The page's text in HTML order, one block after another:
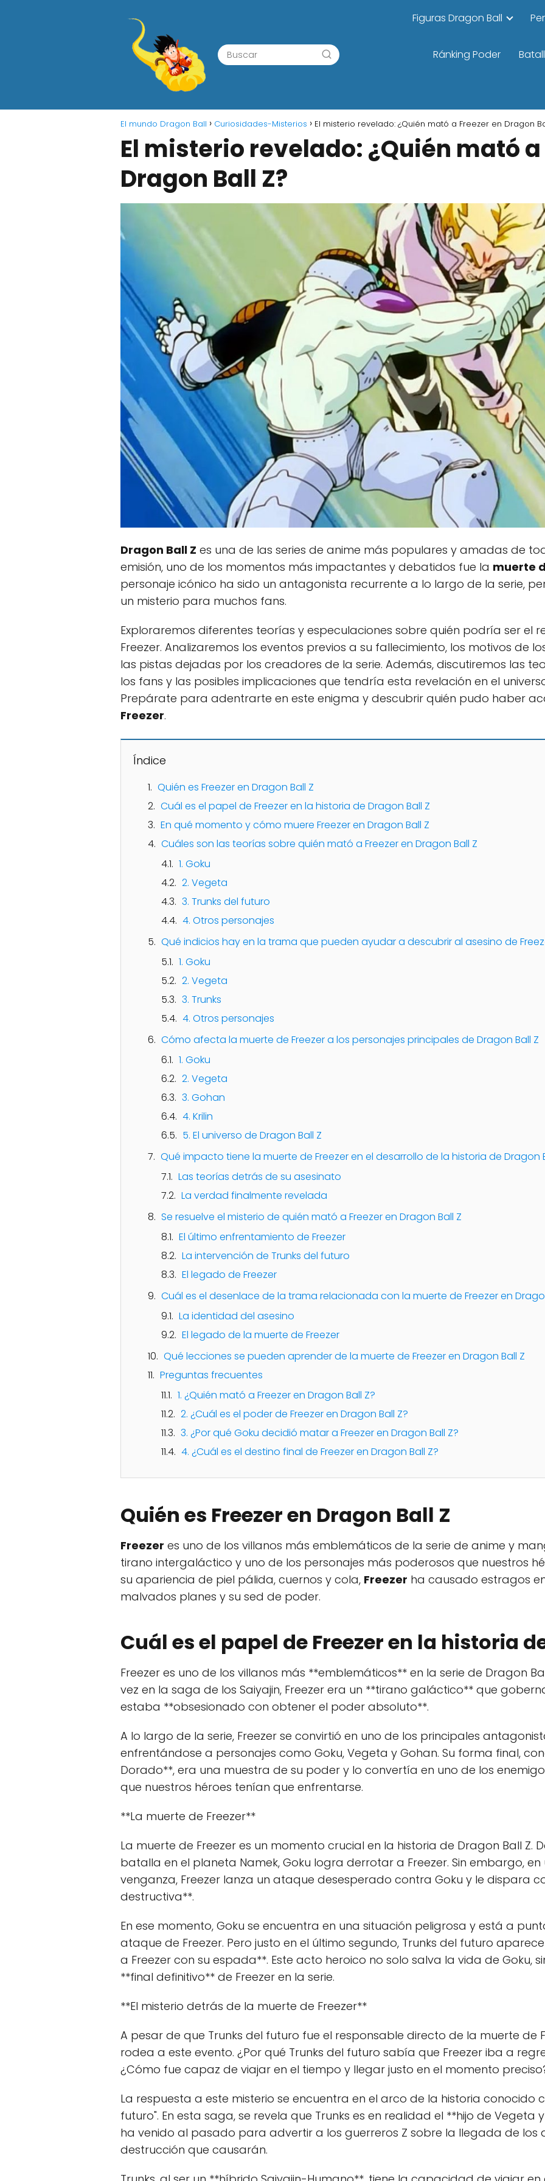
Figuras Dragon Ball
Ránking Poder
El mundo Dragon Ball Curiosidades-Misterios El misterio revelado: ¿Quién mató a Freezer en Dragon
El misterio revelado: ¿Quién mató a
Dragon Ball Z?
Dragon Ball Z es una de las series de anime más populares y amadas de
emisión, uno de los momentos más impactantes y debatidos fue la muerte
personaje icónico ha sido un antagonista recurrente a lo largo de la serie,
un misterio para muchos fans.
Exploraremos diferentes teorías y especulaciones sobre quién podría ser el
Freezer. Analizaremos los eventos previos a su fallecimiento, los motivos de
las pistas dejadas por los creadores de la serie. Además, discutiremos las
los fans y las posibles implicaciones que tendría esta revelación en el
Prepárate para adentrarte en este enigma y descubrir quién pudo haber
Freezer.
Índice
Quién es Freezer en Dragon Ball Z
Cuál es el papel de Freezer en la historia de Dragon Ball Z
En qué momento y cómo muere Freezer en Dragon Ball Z
Cuáles son las teorías sobre quién mató a Freezer en Dragon Ball Z
1. Goku
2. Vegeta
3. Trunks del futuro
4. Otros personajes
Qué indicios hay en la trama que pueden ayudar a descubrir al asesino de
1. Goku
2. Vegeta
3. Trunks
4. Otros personajes
Cómo afecta la muerte de Freezer a los personajes principales de Dragon Ball Z
1. Goku
2. Vegeta
3. Gohan
4. Krilin
5. El universo de Dragon Ball Z
Qué impacto tiene la muerte de Freezer en el desarrollo de la historia de Dragon
Las teorías detrás de su asesinato
La verdad finalmente revelada
Se resuelve el misterio de quién mató a Freezer en Dragon Ball Z
El último enfrentamiento de Freezer
La intervención de Trunks del futuro
El legado de Freezer
Cuál es el desenlace de la trama relacionada con la muerte de Freezer en
La identidad del asesino
El legado de la muerte de Freezer
Qué lecciones se pueden aprender de la muerte de Freezer en Dragon Ball Z
Preguntas frecuentes
1. ¿Quién mató a Freezer en Dragon Ball Z?
2. ¿Cuál es el poder de Freezer en Dragon Ball Z?
3. ¿Por qué Goku decidió matar a Freezer en Dragon Ball Z?
4. ¿Cuál es el destino final de Freezer en Dragon Ball Z?
Quién es Freezer en Dragon Ball Z
Freezer es uno de los villanos más emblemáticos de la serie de anime y
tirano intergaláctico y uno de los personajes más poderosos que nuestros
su apariencia de piel pálida, cuernos y cola, Freezer ha causado estragos
malvados planes y su sed de poder.
Cuál es el papel de Freezer en la historia
Freezer es uno de los villanos más **emblemáticos** en la serie de Dragon
vez en la saga de los Saiyajin, Freezer era un **tirano galáctico** que
estaba **obsesionado con obtener el poder absoluto**.
A lo largo de la serie, Freezer se convirtió en uno de los principales
enfrentándose a personajes como Goku, Vegeta y Gohan. Su forma final,
Dorado**, era una muestra de su poder y lo convertía en uno de los
que nuestros héroes tenían que enfrentarse.
**La muerte de Freezer**
La muerte de Freezer es un momento crucial en la historia de Dragon Ball Z.
batalla en el planeta Namek, Goku logra derrotar a Freezer. Sin embargo,
venganza, Freezer lanza un ataque desesperado contra Goku y le dispara
destructiva**.
En ese momento, Goku se encuentra en una situación peligrosa y está a
ataque de Freezer. Pero justo en el último segundo, Trunks del futuro
a Freezer con su espada**. Este acto heroico no solo salva la vida de Goku,
**final definitivo** de Freezer en la serie.
**El misterio detrás de la muerte de Freezer**
A pesar de que Trunks del futuro fue el responsable directo de la muerte de
rodea a este evento. ¿Por qué Trunks del futuro sabía que Freezer iba a
¿Cómo fue capaz de viajar en el tiempo y llegar justo en el momento
La respuesta a este misterio se encuentra en el arco de la historia conocido
futuro". En esta saga, se revela que Trunks es en realidad el **hijo de Vegeta
ha venido al pasado para advertir a los guerreros Z sobre la llegada de los
destrucción que causarán.